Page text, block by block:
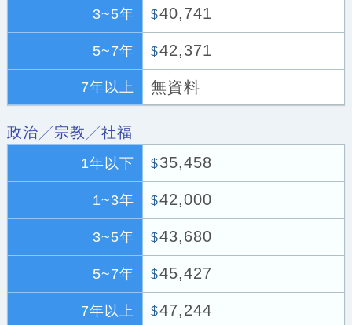
3~5年 $40,741
5~7年 $42,371
7年以上 無資料
政治╱宗教╱社福
1年以下 $35,458
1~3年 $42,000
3~5年 $43,680
5~7年 $45,427
7年以上 $47,244